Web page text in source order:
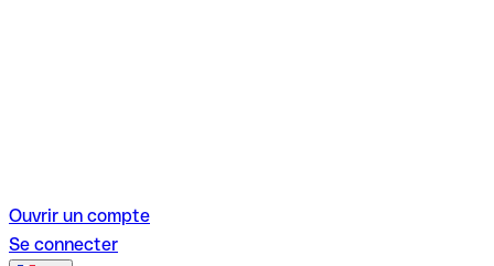
Ouvrir un compte
Se connecter